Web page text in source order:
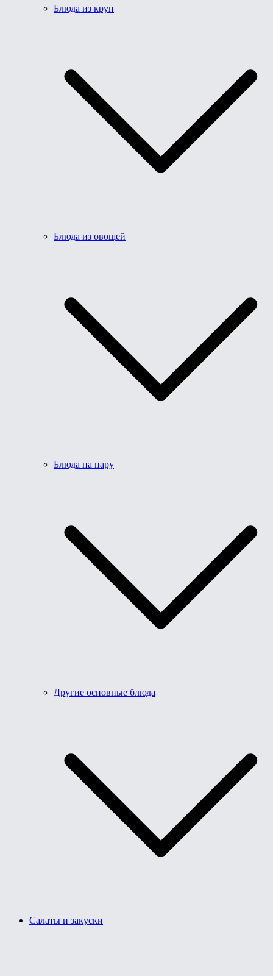
Блюда из круп
Блюда из овощей
Блюда на пару
Другие основные блюда
Салаты и закуски